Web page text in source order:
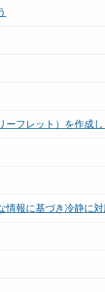
ーフレット）を作成し
報に基づき冷静に